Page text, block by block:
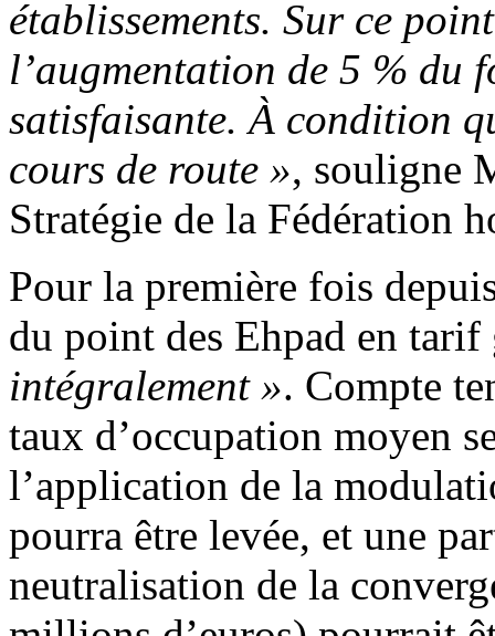
établissements. Sur ce
l’augmentation de 5 % du
satisfaisante. À condition
cours de route », souligne
Stratégie de la Fédération
Pour la première fois
du point des Ehpad en
intégralement ». Compte
taux d’occupation moyen
l’application de la
pourra être levée, et une
neutralisation de la